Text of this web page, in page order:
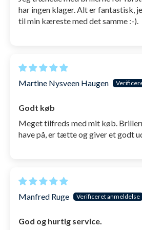
øjekop sikrer også at der
inde i selve brillen, som
brillerne rigtigt - uden at
unødvendigt. Stropperne
har sat dem bag på
Konstrueret af 100%
de typiske hårde plastik-
Kommer med en gratis,
pose, som du kan
har ingen klager. Alt er fantastisk,
til min kæreste med det samme :-).
Martine Nysveen Haugen
Godt køb
Meget tilfreds med mit køb.
have på, er tætte og giver et godt
Manfred Ruge
God og hurtig service.